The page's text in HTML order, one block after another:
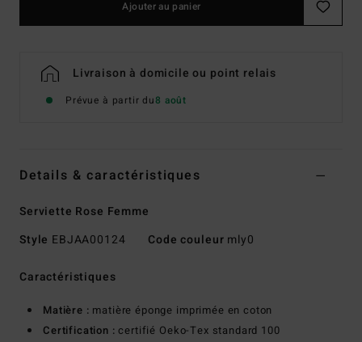
Ajouter au panier
Livraison à domicile ou point relais
Prévue à partir du8 août
Details & caractéristiques
Serviette Rose Femme
Style EBJAA00124 Code couleur mly0
Caractéristiques
Matière : matière éponge imprimée en coton
Certification : certifié Oeko-Tex standard 100